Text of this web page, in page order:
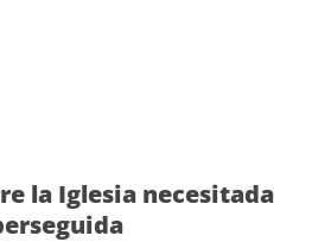
la Iglesia necesitada